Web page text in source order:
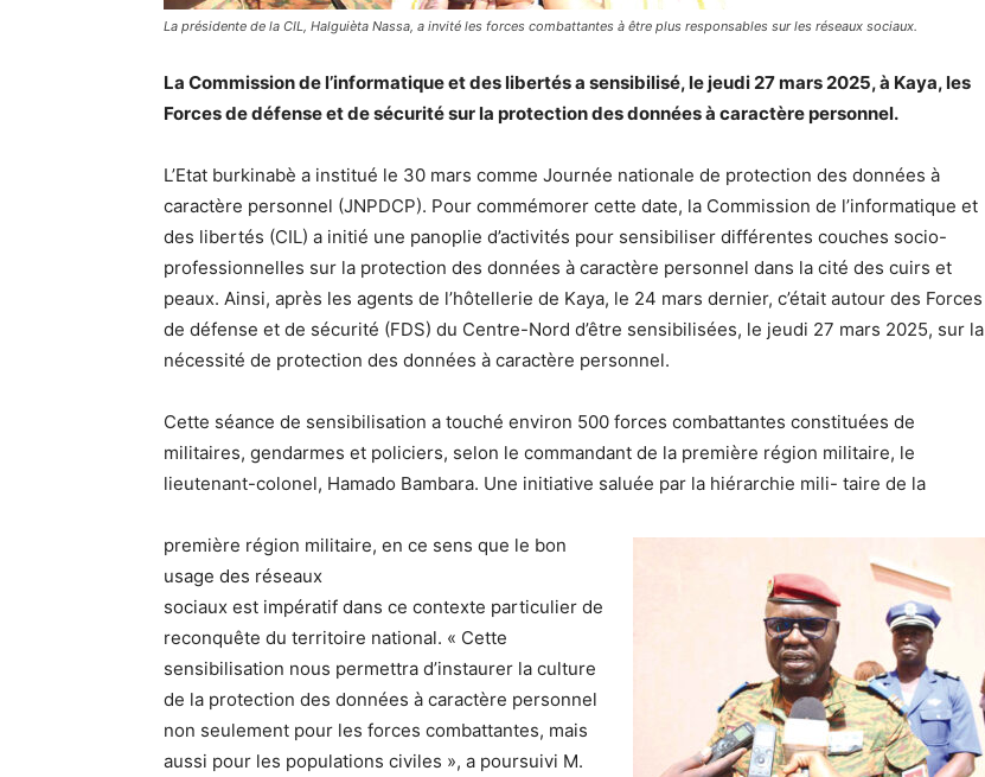
La présidente de la CIL, Halguièta Nassa, a invité les forces combattantes à être plus responsables sur les réseaux sociaux.
La Commission de l’informatique et des libertés a sensibilisé, le jeudi 27 mars 2025, à Kaya, les
Forces de défense et de sécurité sur la protection des données à caractère personnel.
L’Etat burkinabè a institué le 30 mars comme Journée nationale de protection des données à
caractère personnel (JNPDCP). Pour commémorer cette date, la Commission de l’informatique et
des libertés (CIL) a initié une panoplie d’activités pour sensibiliser différentes couches socio-
professionnelles sur la protection des données à caractère personnel dans la cité des cuirs et
peaux. Ainsi, après les agents de l’hôtellerie de Kaya, le 24 mars dernier, c’était autour des Forces
de défense et de sécurité (FDS) du Centre-Nord d’être sensibilisées, le jeudi 27 mars 2025, sur la
nécessité de protection des données à caractère personnel.
Cette séance de sensibilisation a touché environ 500 forces combattantes constituées de
militaires, gendarmes et policiers, selon le commandant de la première région militaire, le
lieutenant-colonel, Hamado Bambara. Une initiative saluée par la hiérarchie mili- taire de la
première région militaire, en ce sens que le bon
usage des réseaux
sociaux est impératif dans ce contexte particulier de
reconquête du territoire national. « Cette
sensibilisation nous permettra d’instaurer la culture
de la protection des données à caractère personnel
non seulement pour les forces combattantes, mais
aussi pour les populations civiles », a poursuivi M.